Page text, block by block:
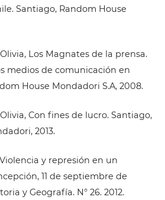
Santiago, Random House
Los Magnates de la prensa.
medios de comunicación en
House Mondadori S.A, 2008.
Con fines de lucro. Santiago,
2013.
y represión en un
11 de septiembre de
y Geografía. N° 26. 2012.